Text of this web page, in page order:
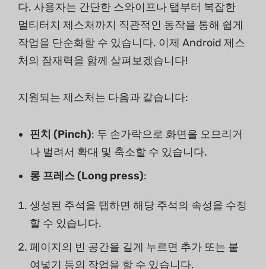
다. 사용자는 간단한 스와이프나 탭부터 복잡한
멀티터치 제스처까지 직관적인 동작을 통해 쉽게
작업을 단순화할 수 있습니다. 이제 Android 제스
처의 잠재력을 함께 살펴보겠습니다!
지원되는 제스처는 다음과 같습니다:
핀치 (Pinch): 두 손가락으로 화면을 오므리거
나 벌려서 확대 및 축소할 수 있습니다.
롱 프레스 (Long press):
생성된 주석을 탭하면 해당 주석의 속성을 수정
할 수 있습니다.
페이지의 빈 공간을 길게 누르면 추가 또는 붙
여넣기 등의 작업을 할 수 있습니다.